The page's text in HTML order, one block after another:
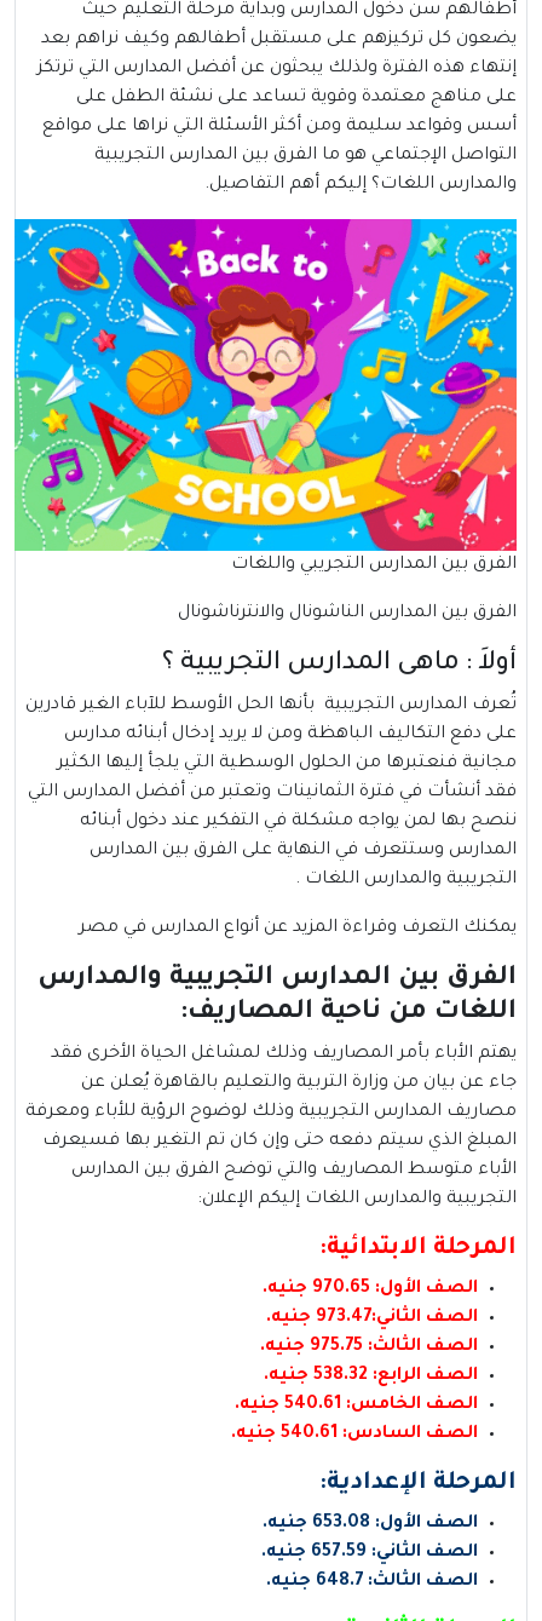
أطفالهم سن دخول المدارس وبداية مرحلةالتعليمحيث
يضعون كل تركيزهم على مستقبل أطفالهم وكيف نراهم بعد
إنتهاء هذه الفترة ولذلك يبحثون عن أفضل المدارس التي ترتكز
على مناهج معتمدة وقوية تساعد على نشئة الطفل على
أسس وقواعد سليمة ومن أكثر الأسئلة التي نراها على مواقع
التواصل الإجتماعي هو ما الفرق بين المدارس التجريبية
والمدارس اللغات؟ إليكم أهم التفاصيل.
الفرق بين المدارس التجريبي واللغات
الفرق بين المدارس الناشونال والانترناشونال
أولاَ : ماهى المدارس التجريبية ؟
تُعرف المدارس التجريبية بأنها الحل الأوسط للآباء الغير قادرين
على دفع التكاليف الباهظة ومن لا يريد إدخال أبنائه مدارس
مجانية فنعتبرها من الحلول الوسطية التي يلجأ إليها الكثير
فقد أنشأت في فترة الثمانينات وتعتبر من أفضل المدارس التي
ننصح بها لمن يواجه مشكلة في التفكير عند دخول أبنائه
المدارس وستتعرف في النهاية على الفرق بين المدارس
التجريبية والمدارس اللغات .
يمكنك التعرف وقراءة المزيد عنأنواع المدارس في مصر
الفرق بين المدارس التجريبية والمدارس
اللغات من ناحية المصاريف:
يهتم الأباء بأمر المصاريف وذلك لمشاغل الحياة الأخرى فقد
جاء عن بيان من وزارة التربية والتعليم بالقاهرة يُعلن عن
مصاريف المدارس التجريبية وذلك لوضوح الرؤية للأباء ومعرفة
المبلغ الذي سيتم دفعه حتى وإن كان تم التغير بها فسيعرف
الأباء متوسط المصاريف والتي توضح الفرق بين المدارس
التجريبية والمدارس اللغات إليكم الإعلان:
المرحلة الابتدائية:
الصف الأول: 970.65 جنيه.
الصف الثاني:973.47 جنيه.
الصف الثالث: 975.75 جنيه.
الصف الرابع: 538.32 جنيه.
الصف الخامس: 540.61 جنيه.
الصف السادس: 540.61 جنيه.
المرحلة الإعدادية:
الصف الأول: 653.08 جنيه.
الصف الثاني: 657.59 جنيه.
الصف الثالث: 648.7 جنيه.